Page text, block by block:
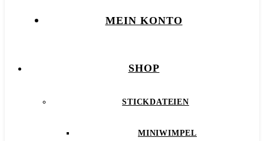
MEIN KONTO
SHOP
STICKDATEIEN
MINIWIMPEL